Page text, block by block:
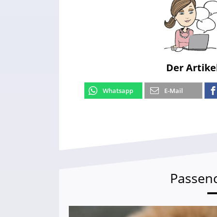
Der
Whatsapp E-Mail